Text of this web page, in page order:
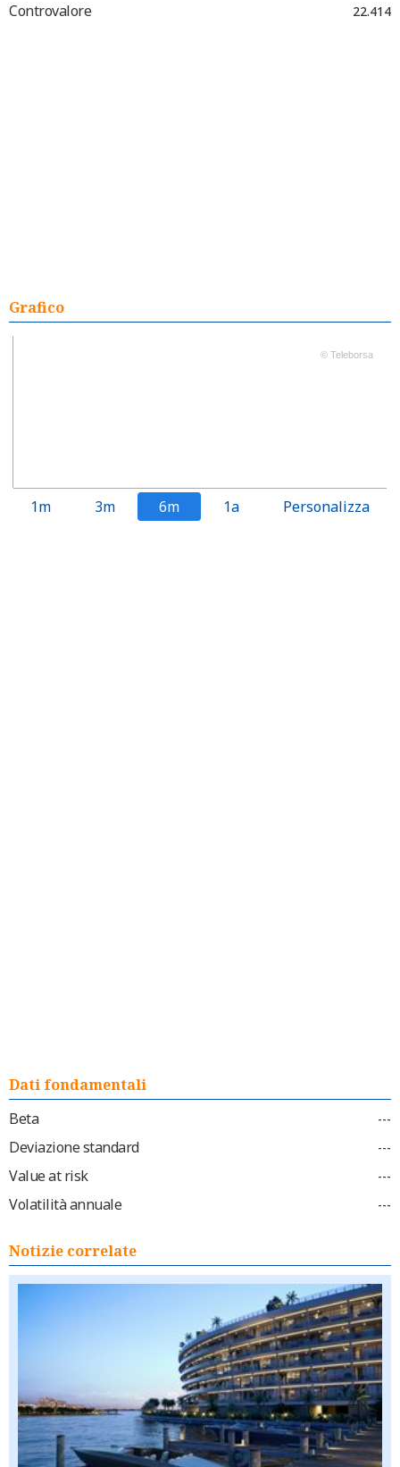
Controvalore 22.414
Grafico
© Teleborsa
1m 3m 6m 1a Personalizza
Dati fondamentali
Beta
---
Deviazione standard ---
Value at risk ---
Volatilità annuale ---
Notizie correlate